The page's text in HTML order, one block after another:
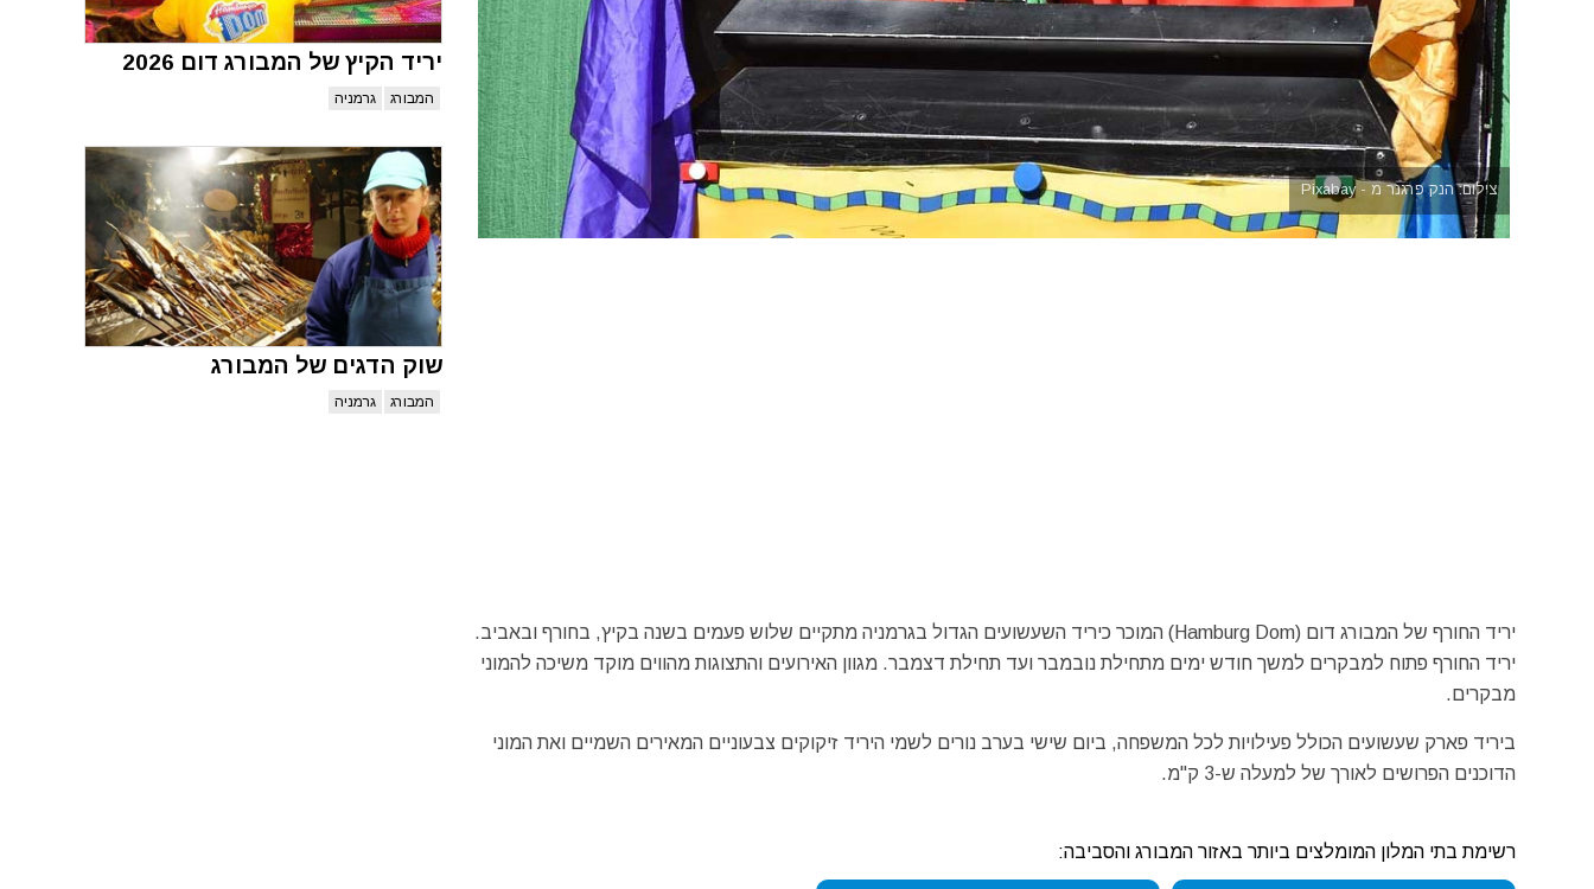
יריד הקיץ של המבורג דום 2026
המבורג גרמניה
שוק הדגים של המבורג
המבורג גרמניה
צילום: הנק פרגנר מ - Pixabay
יריד החורף של המבורג דום (Hamburg Dom) המוכר כיריד השעשועים הגדול בגרמניה מתקיים שלוש פעמים בשנה בקיץ, בחורף ובאביב.
יריד החורף פתוח למבקרים למשך חודש ימים מתחילת נובמבר ועד תחילת דצמבר. מגוון האירועים והתצוגות מהווים מוקד משיכה להמוני
מבקרים.
ביריד פארק שעשועים הכולל פעילויות לכל המשפחה, ביום שישי בערב נורים לשמי היריד זיקוקים צבעוניים המאירים השמיים ואת המוני
הדוכנים הפרושים לאורך של למעלה ש-3 ק"מ.
רשימת בתי המלון המומלצים ביותר באזור המבורג והסביבה: